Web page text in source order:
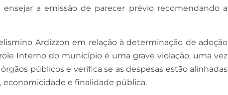
a emissão de parecer prévio recomendando a
Ardizzon em relação à determinação de adoção
Interno do município é uma grave violação, uma vez
públicos e verifica se as despesas estão alinhadas
e finalidade pública.